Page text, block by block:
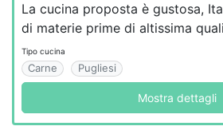
La cucina proposta è gustosa,
di materie prime di altissima
Tipo cucina
Carne Pugliesi
Mostra dettagli